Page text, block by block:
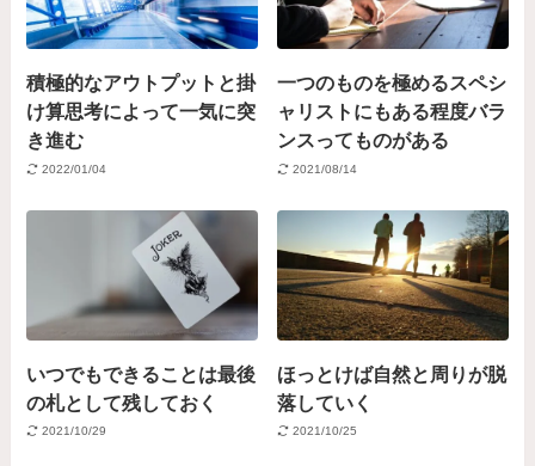
積極的なアウトプットと掛
け算思考によって一気に突
き進む
2022/01/04
一つのものを極めるスペシ
ャリストにもある程度バラ
ンスってものがある
2021/08/14
いつでもできることは最後
の札として残しておく
2021/10/29
ほっとけば自然と周りが脱
落していく
2021/10/25